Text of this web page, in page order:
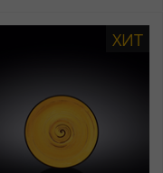
ХИТ